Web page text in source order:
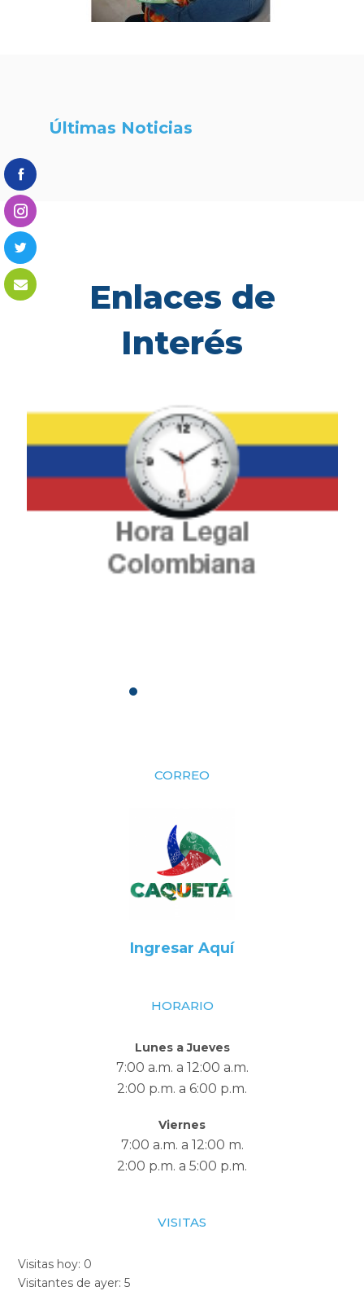
Últimas Noticias
Enlaces de
Interés
CORREO
Ingresar Aquí
HORARIO
Lunes a Jueves
7:00 a.m. a 12:00 a.m.
2:00 p.m. a 6:00 p.m.
Viernes
7:00 a.m. a 12:00 m.
2:00 p.m. a 5:00 p.m.
VISITAS
Visitas hoy: 0
Visitantes de ayer:5